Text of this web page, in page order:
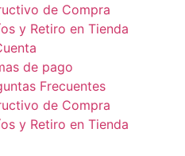
de Compra
y Retiro en Tienda
de pago
Frecuentes
de Compra
y Retiro en Tienda